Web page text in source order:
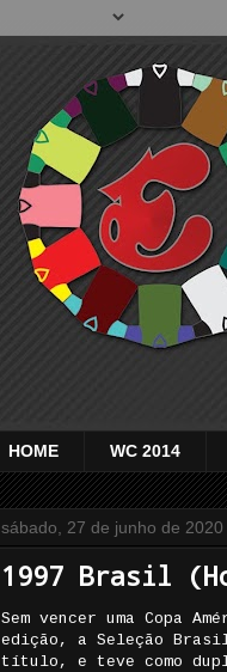
HOME WC 2014
sábado, 27 de junho de 2020
1997 Brasil
Sem vencer uma Copa
edição, a Seleção
título, e teve como